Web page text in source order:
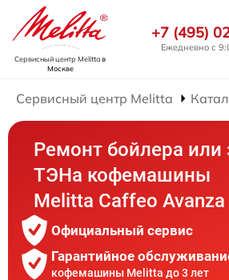
Сервисный центр Melittaв
Москве
+7 (495)
Ежедневно с
Сервисный центр Melitta
Ремонт бойлера или
ТЭНа кофемашины
Melitta Caffeo
Официальный сервис
Гарантийное
кофемашины Melitta до 3 лет